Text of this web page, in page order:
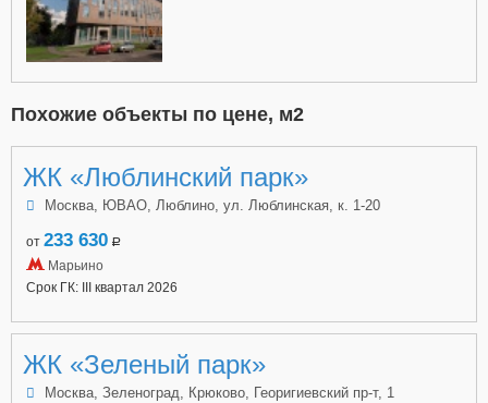
Похожие объекты по цене, м2
ЖК «Люблинский парк»
Москва, ЮВАО, Люблино, ул. Люблинская, к. 1-20
от 233 630 a
Марьино
Срок ГК: III квартал 2026
ЖК «Зеленый парк»
Москва, Зеленоград, Крюково, Георигиевский пр-т, 1